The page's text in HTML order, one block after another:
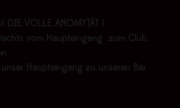
DIE VOLLE ANOMYTÄT !
vom Haupteingang zum Club.
Haupteingang zu unseren Bar